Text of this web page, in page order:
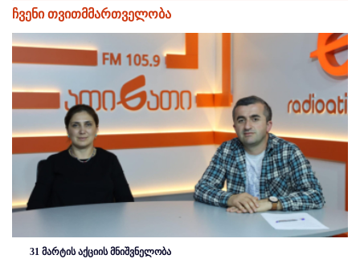
ჩვენი თვითმმართველობა
31 მარტის აქციის მნიშვნელობა